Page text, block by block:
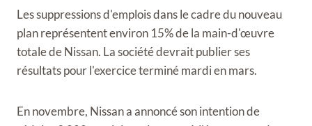
Les suppressions d'emplois dans le cadre du nouveau
plan représentent environ 15% de la main-d'œuvre
totale de Nissan. La société devrait publier ses
résultats pour l'exercice terminé mardi en mars.
En novembre, Nissan a annoncé son intention de